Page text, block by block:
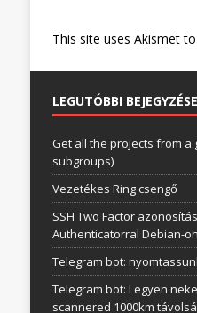
This site uses Akismet
LEGUTÓBBI
Get all the projects from a
subgroups)
Vezetékes Ring csengő
SSH Two Factor
Authenticatorral Debian-on
Telegram bot:
Telegram bot: Legyen
scannered 1000km